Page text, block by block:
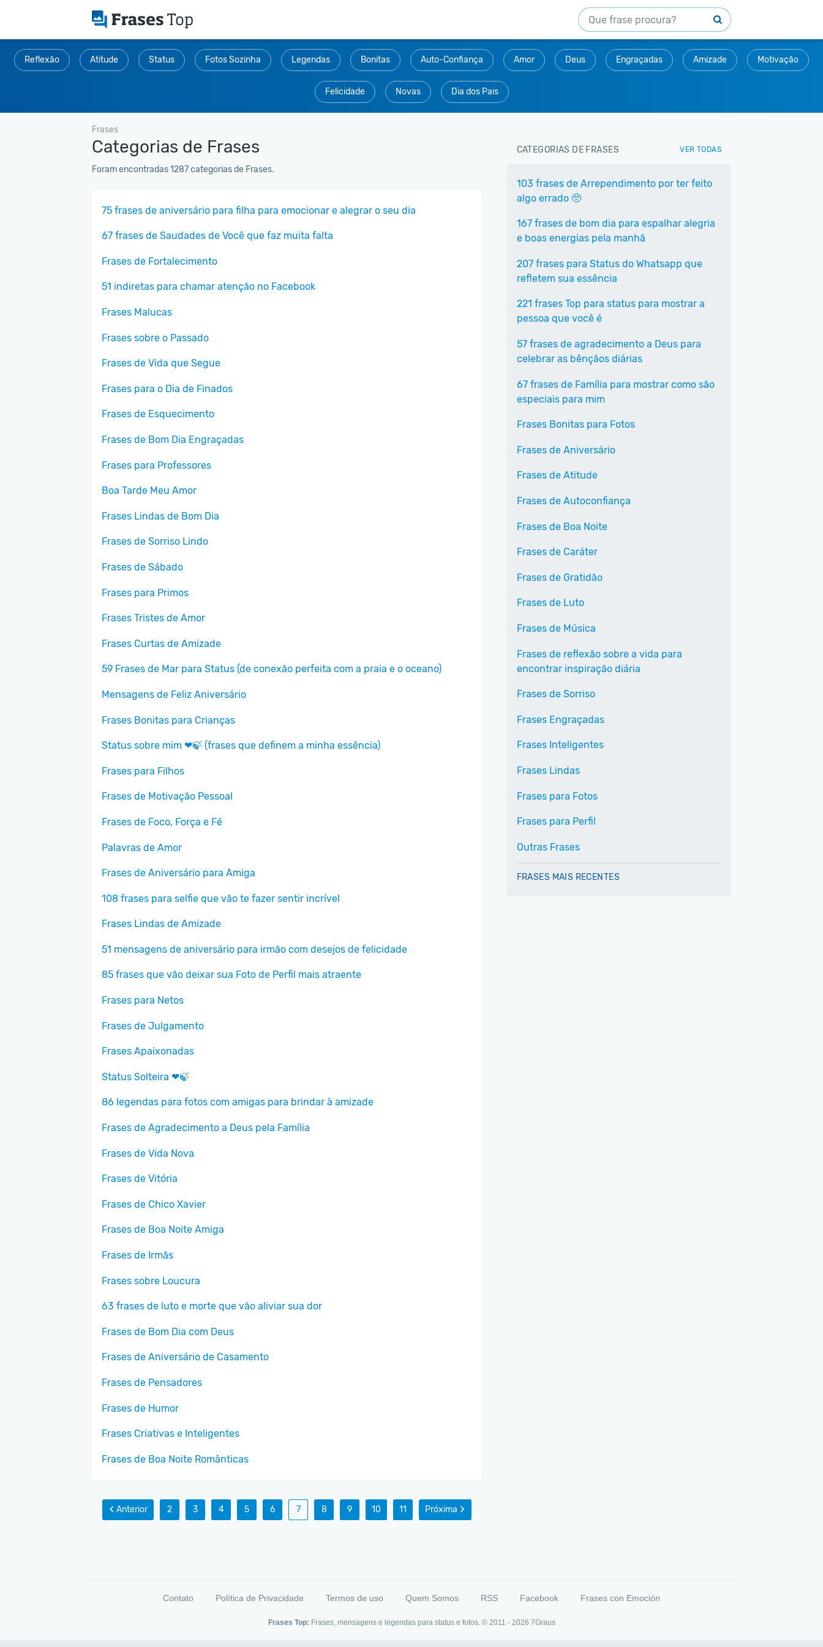
Reflexão Atitude Status Fotos Sozinha Legendas Bonitas Auto-Confiança Amor Deus Engraçadas Amizade Motivação
Felicidade Novas Dia dos Pais
Frases
Categorias de Frases
Foram encontradas 1287 categorias de Frases.
75 frases de aniversário para filha para emocionar e alegrar o seu dia
67 frases de Saudades de Você que faz muita falta
Frases de Fortalecimento
51 indiretas para chamar atenção no Facebook
Frases Malucas
Frases sobre o Passado
Frases de Vida que Segue
Frases para o Dia de Finados
Frases de Esquecimento
Frases de Bom Dia Engraçadas
Frases para Professores
Boa Tarde Meu Amor
Frases Lindas de Bom Dia
Frases de Sorriso Lindo
Frases de Sábado
Frases para Primos
Frases Tristes de Amor
Frases Curtas de Amizade
59 Frases de Mar para Status (de conexão perfeita com a praia e o oceano)
Mensagens de Feliz Aniversário
Frases Bonitas para Crianças
Status sobre mim ❤🍃 (frases que definem a minha essência)
Frases para Filhos
Frases de Motivação Pessoal
Frases de Foco, Força e Fé
Palavras de Amor
Frases de Aniversário para Amiga
108 frases para selfie que vão te fazer sentir incrível
Frases Lindas de Amizade
51 mensagens de aniversário para irmão com desejos de felicidade
85 frases que vão deixar sua Foto de Perfil mais atraente
Frases para Netos
Frases de Julgamento
Frases Apaixonadas
Status Solteira ❤🍃
86 legendas para fotos com amigas para brindar à amizade
Frases de Agradecimento a Deus pela Família
Frases de Vida Nova
Frases de Vitória
Frases de Chico Xavier
Frases de Boa Noite Amiga
Frases de Irmãs
Frases sobre Loucura
63 frases de luto e morte que vão aliviar sua dor
Frases de Bom Dia com Deus
Frases de Aniversário de Casamento
Frases de Pensadores
Frases de Humor
Frases Criativas e Inteligentes
Frases de Boa Noite Românticas
Anterior 2 3 4 5 6 7 8 9 10 11 Próxima
CATEGORIAS DE FRASES VER TODAS
103 frases de Arrependimento por ter feito
algo errado 🥺
167 frases de bom dia para espalhar alegria
e boas energias pela manhã
207 frases para Status do Whatsapp que
refletem sua essência
221 frases Top para status para mostrar a
pessoa que você é
57 frases de agradecimento a Deus para
celebrar as bênçãos diárias
67 frases de Família para mostrar como são
especiais para mim
Frases Bonitas para Fotos
Frases de Aniversário
Frases de Atitude
Frases de Autoconfiança
Frases de Boa Noite
Frases de Caráter
Frases de Gratidão
Frases de Luto
Frases de Música
Frases de reflexão sobre a vida para
encontrar inspiração diária
Frases de Sorriso
Frases Engraçadas
Frases Inteligentes
Frases Lindas
Frases para Fotos
Frases para Perfil
Outras Frases
FRASES MAIS RECENTES
Contato Política de Privacidade Termos de uso Quem Somos RSS Facebook Frases con Emoción
Frases Top: Frases, mensagens e legendas para status e fotos. © 2011 - 2026 7Graus